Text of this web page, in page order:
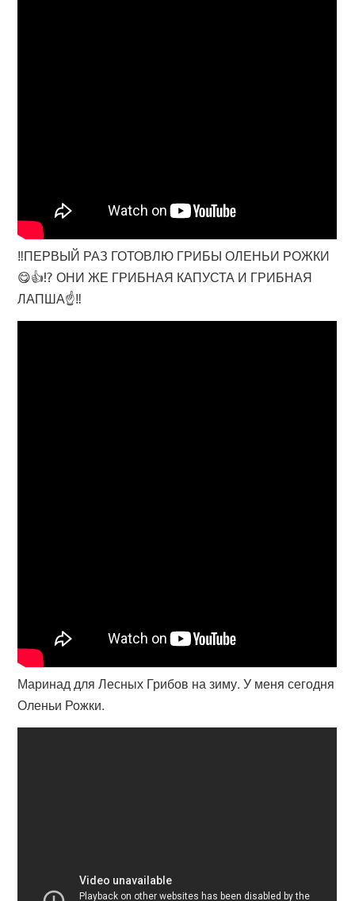
‼️ПЕРВЫЙ РАЗ ГОТОВЛЮ ГРИБЫ ОЛЕНЬИ РОЖКИ
😋👍⁉️ ОНИ ЖЕ ГРИБНАЯ КАПУСТА И ГРИБНАЯ
ЛАПША☝‼️
Маринад для Лесных Грибов на зиму. У меня сегодня
Оленьи Рожки.